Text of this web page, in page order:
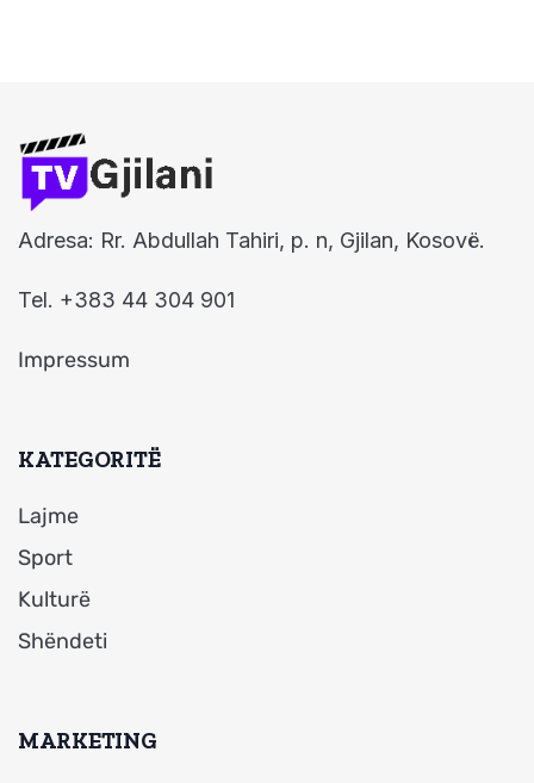
Adresa: Rr. Abdullah Tahiri, p. n, Gjilan, Kosovë.
Tel. +383 44 304 901
Impressum
KATEGORITË
Lajme
Sport
Kulturë
Shëndeti
MARKETING